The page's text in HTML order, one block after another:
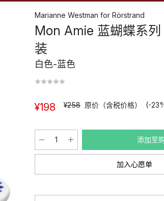
Marianne Westman for Rörstrand
Mon Amie 蓝蝴蝶系
装
白色-蓝色
¥198 ¥258 原价（含税价格） (-
添加至
加入心愿单